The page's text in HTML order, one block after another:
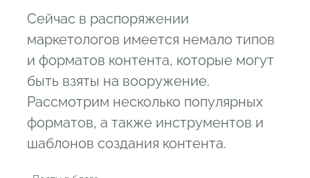
Сейчас в распоряжении
маркетологов имеется немало типов
и форматов контента, которые могут
быть взяты на вооружение.
Рассмотрим несколько популярных
форматов, а также инструментов и
шаблонов создания контента.